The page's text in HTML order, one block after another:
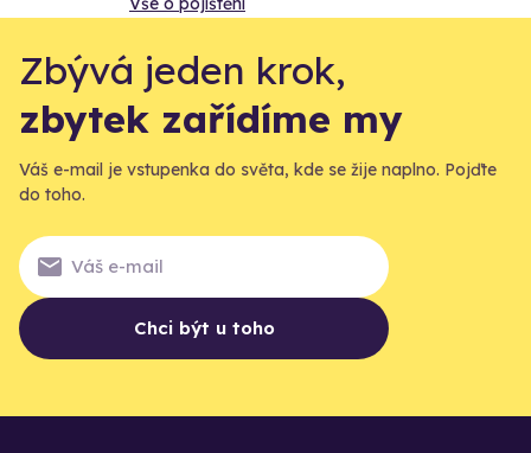
Zbývá jeden krok,
zbytek zařídíme my
Váš e-mail je vstupenka do světa, kde se žije naplno. Pojďte
do toho.
Chci být u toho